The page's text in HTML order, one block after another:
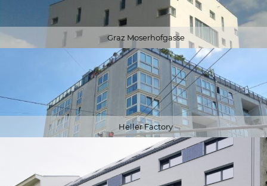
Graz Moserhofgasse
Heller Factory